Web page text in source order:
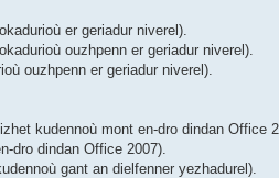
er geriadur niverel).
ouzhpenn er geriadur niverel).
ouzhpenn er geriadur niverel).
kudennoù mont en-dro dindan Office
dro dindan Office 2007).
gant an dielfenner yezhadurel).